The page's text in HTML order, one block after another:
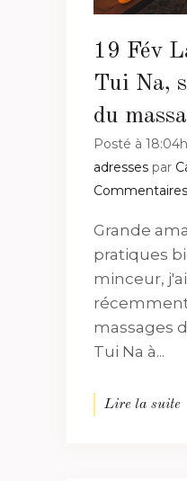
19 Fév
Tui Na,
du
Posté à 18:04h
adresses par
Commentaires
Grande
pratiques
minceur,
massages
Tui Na à...
Lire la suite